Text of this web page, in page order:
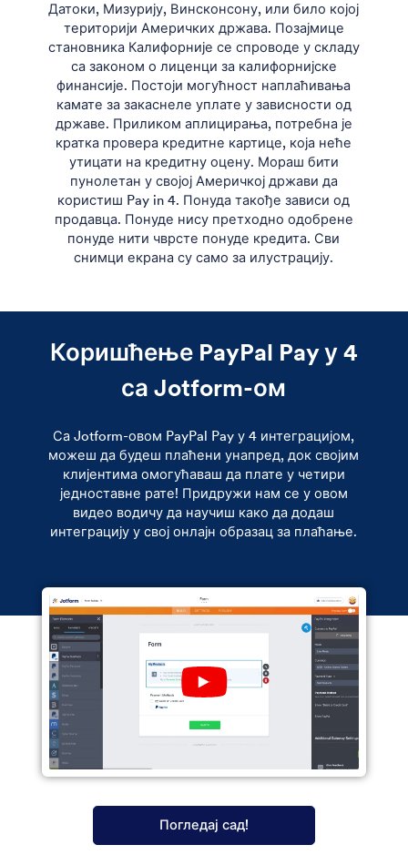
Датоки, Мизурију, Винсконсону, или било којој
територији Америчких држава. Позајмице
становника Калифорније се спроводе у складу
са законом о лиценци за калифорнијске
финансије. Постоји могућност наплаћивања
камате за закаснеле уплате у зависности од
државе. Приликом аплицирања, потребна је
кратка провера кредитне картице, која неће
утицати на кредитну оцену. Мораш бити
пунолетан у својој Америчкој држави да
користиш Pay in 4. Понуда такође зависи од
продавца. Понуде нису претходно одобрене
понуде нити чврсте понуде кредита. Сви
снимци екрана су само за илустрацију.
Коришћење PayPal Pay у 4
са Jotform-ом
Са Jotform-овом PayPal Pay у 4 интеграцијом,
можеш да будеш плаћени унапред, док својим
клијентима омогућаваш да плате у четири
једноставне рате! Придружи нам се у овом
видео водичу да научиш како да додаш
интеграцију у свој онлајн образац за плаћање.
Play YouTube Video
Погледај сад!